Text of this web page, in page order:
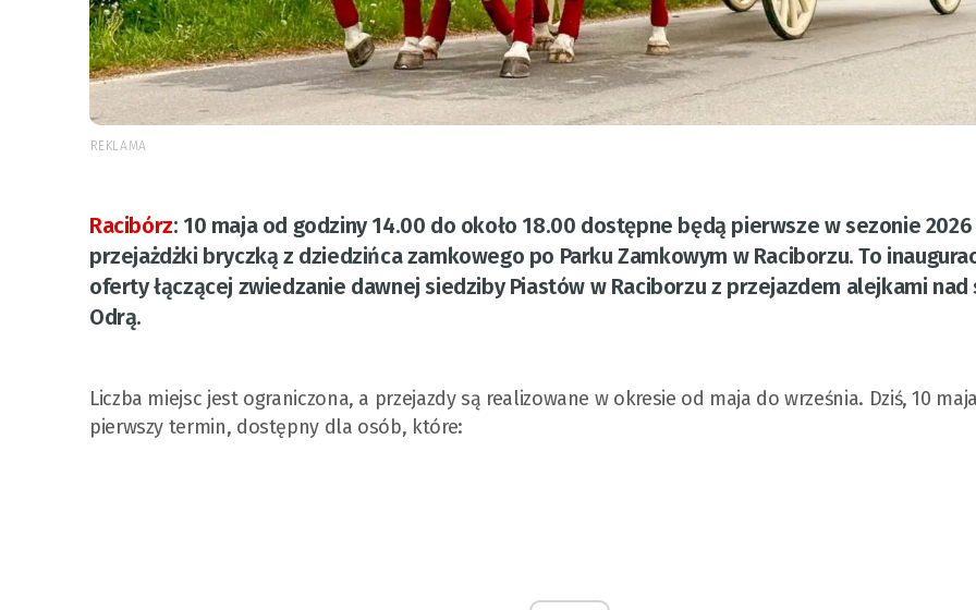
REKLAMA
Racibórz: 10 maja od godziny 14.00 do około 18.00 dostępne będą pierwsze w sezonie 2026
przejażdżki bryczką z dziedzińca zamkowego po Parku Zamkowym w Raciborzu. To
oferty łączącej zwiedzanie dawnej siedziby Piastów w Raciborzu z przejazdem alejkami nad
Odrą.
Liczba miejsc jest ograniczona, a przejazdy są realizowane w okresie od maja do września. Dziś, 10
pierwszy termin, dostępny dla osób, które: